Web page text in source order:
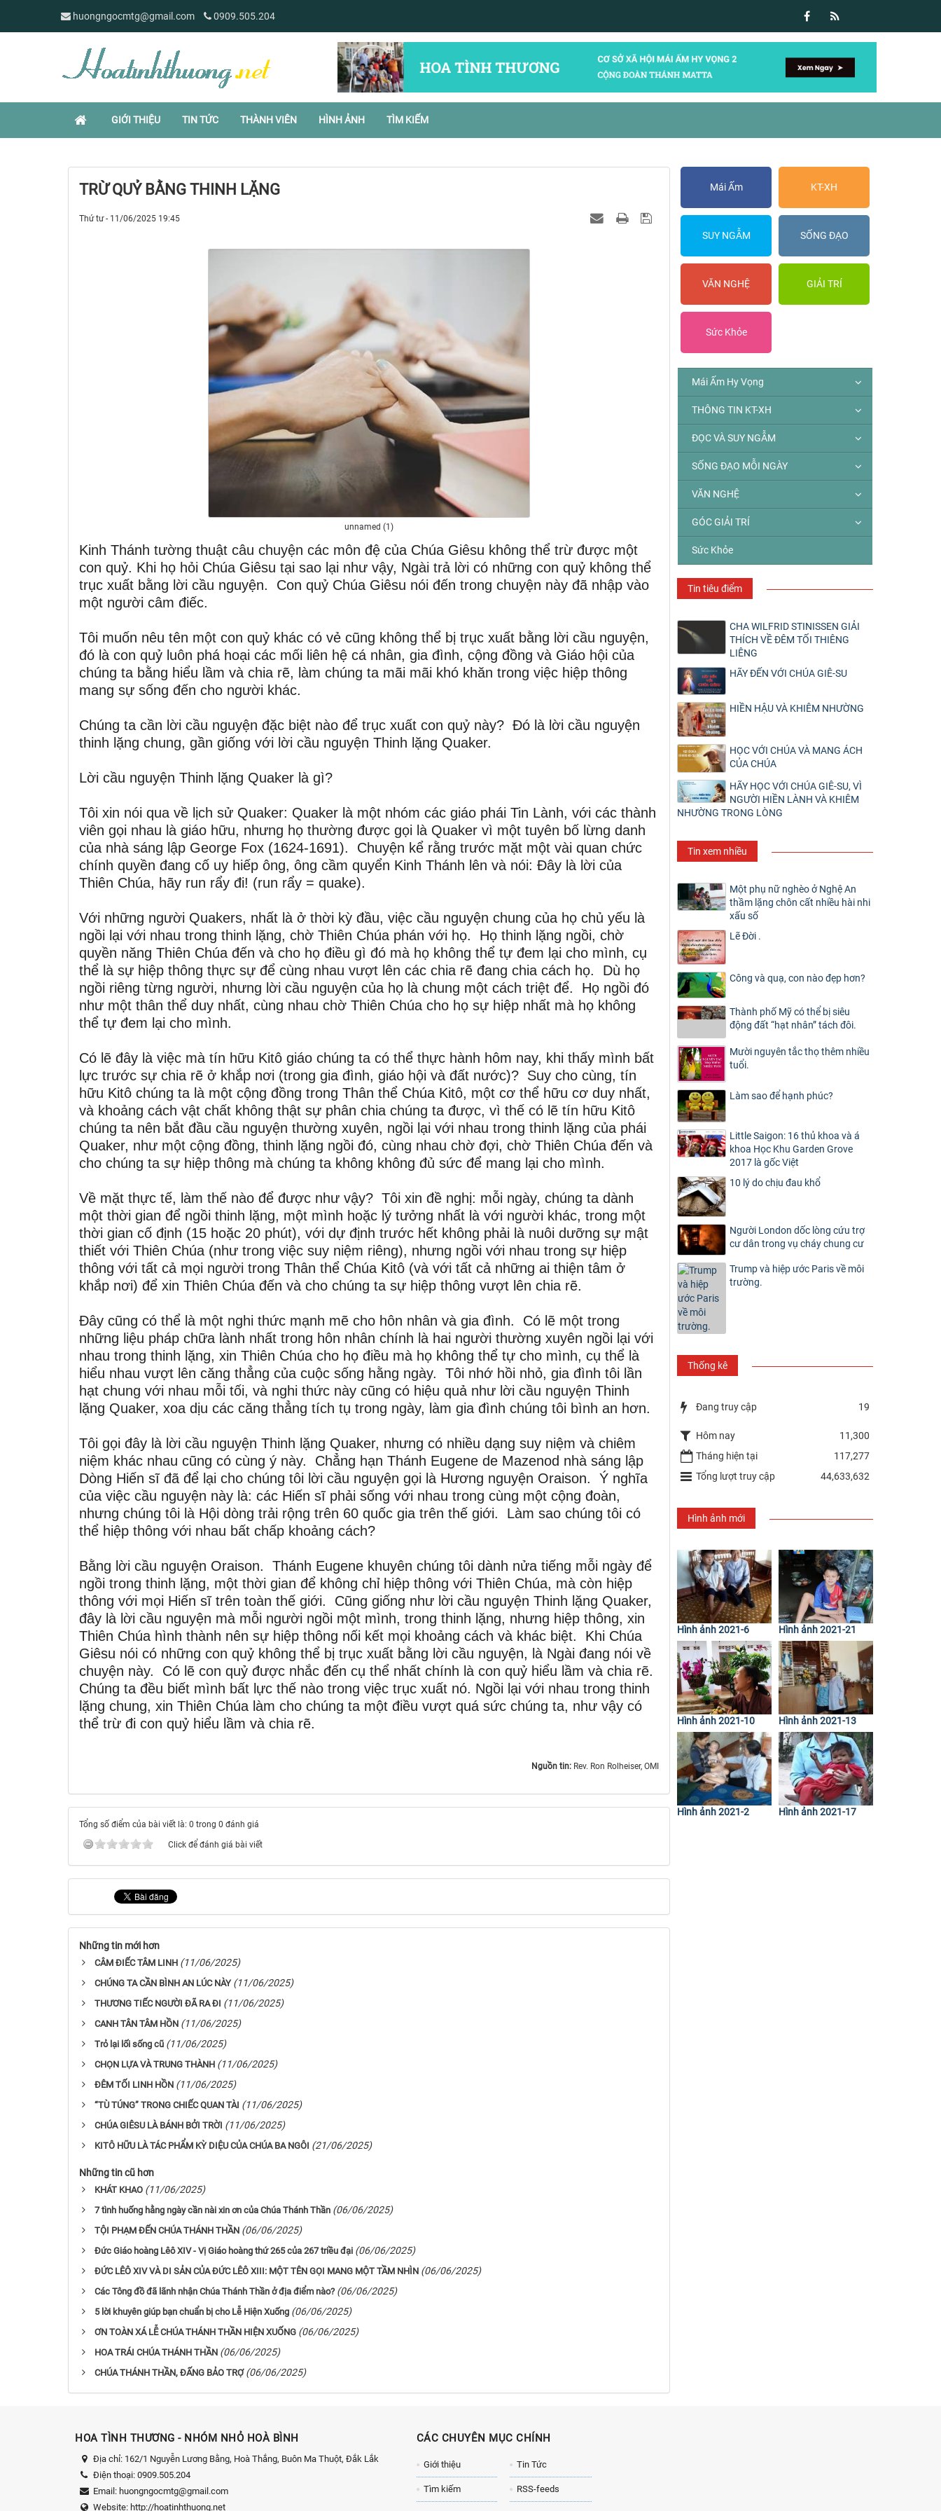
huongngocmtg@gmail.com 0909.505.204
GIỚI THIỆU TIN TỨC THÀNH VIÊN HÌNH ẢNH TÌM KIẾM
TRỪ QUỶ BẰNG THINH LẶNG
Thứ tư - 11/06/2025 19:45
unnamed (1)
Kinh Thánh tường thuật câu chuyện các môn đệ của Chúa Giêsu không thể trừ được một
con quỷ. Khi họ hỏi Chúa Giêsu tại sao lại như vậy, Ngài trả lời có những con quỷ không thể
trục xuất bằng lời cầu nguyện. Con quỷ Chúa Giêsu nói đến trong chuyện này đã nhập vào
một người câm điếc.
Tôi muốn nêu tên một con quỷ khác có vẻ cũng không thể bị trục xuất bằng lời cầu nguyện,
đó là con quỷ luôn phá hoại các mối liên hệ cá nhân, gia đình, cộng đồng và Giáo hội của
chúng ta bằng hiểu lầm và chia rẽ, làm chúng ta mãi mãi khó khăn trong việc hiệp thông
mang sự sống đến cho người khác.
Chúng ta cần lời cầu nguyện đặc biệt nào để trục xuất con quỷ này? Đó là lời cầu nguyện
thinh lặng chung, gần giống với lời cầu nguyện Thinh lặng Quaker.
Lời cầu nguyện Thinh lặng Quaker là gì?
Tôi xin nói qua về lịch sử Quaker: Quaker là một nhóm các giáo phái Tin Lành, với các thành
viên gọi nhau là giáo hữu, nhưng họ thường được gọi là Quaker vì một tuyên bố lừng danh
của nhà sáng lập George Fox (1624-1691). Chuyện kể rằng trước mặt một vài quan chức
chính quyền đang cố uy hiếp ông, ông cầm quyển Kinh Thánh lên và nói: Đây là lời của
Thiên Chúa, hãy run rẩy đi! (run rẩy = quake).
Với những người Quakers, nhất là ở thời kỳ đầu, việc cầu nguyện chung của họ chủ yếu là
ngồi lại với nhau trong thinh lặng, chờ Thiên Chúa phán với họ. Họ thinh lặng ngồi, chờ
quyền năng Thiên Chúa đến và cho họ điều gì đó mà họ không thể tự đem lại cho mình, cụ
thể là sự hiệp thông thực sự để cùng nhau vượt lên các chia rẽ đang chia cách họ. Dù họ
ngồi riêng từng người, nhưng lời cầu nguyện của họ là chung một cách triệt để. Họ ngồi đó
như một thân thể duy nhất, cùng nhau chờ Thiên Chúa cho họ sự hiệp nhất mà họ không
thể tự đem lại cho mình.
Có lẽ đây là việc mà tín hữu Kitô giáo chúng ta có thể thực hành hôm nay, khi thấy mình bất
lực trước sự chia rẽ ở khắp nơi (trong gia đình, giáo hội và đất nước)? Suy cho cùng, tín
hữu Kitô chúng ta là một cộng đồng trong Thân thể Chúa Kitô, một cơ thể hữu cơ duy nhất,
và khoảng cách vật chất không thật sự phân chia chúng ta được, vì thế có lẽ tín hữu Kitô
chúng ta nên bắt đầu cầu nguyện thường xuyên, ngồi lại với nhau trong thinh lặng của phái
Quaker, như một cộng đồng, thinh lặng ngồi đó, cùng nhau chờ đợi, chờ Thiên Chúa đến và
cho chúng ta sự hiệp thông mà chúng ta không không đủ sức để mang lại cho mình.
Về mặt thực tế, làm thế nào để được như vậy? Tôi xin đề nghị: mỗi ngày, chúng ta dành
một thời gian để ngồi thinh lặng, một mình hoặc lý tưởng nhất là với người khác, trong một
thời gian cố định (15 hoặc 20 phút), với dự định trước hết không phải là nuôi dưỡng sự mật
thiết với Thiên Chúa (như trong việc suy niệm riêng), nhưng ngồi với nhau trong sự hiệp
thông với tất cả mọi người trong Thân thể Chúa Kitô (và với tất cả những ai thiện tâm ở
khắp nơi) để xin Thiên Chúa đến và cho chúng ta sự hiệp thông vượt lên chia rẽ.
Đây cũng có thể là một nghi thức mạnh mẽ cho hôn nhân và gia đình. Có lẽ một trong
những liệu pháp chữa lành nhất trong hôn nhân chính là hai người thường xuyên ngồi lại với
nhau trong thinh lặng, xin Thiên Chúa cho họ điều mà họ không thể tự cho mình, cụ thể là
hiểu nhau vượt lên căng thẳng của cuộc sống hằng ngày. Tôi nhớ hồi nhỏ, gia đình tôi lần
hạt chung với nhau mỗi tối, và nghi thức này cũng có hiệu quả như lời cầu nguyện Thinh
lặng Quaker, xoa dịu các căng thẳng tích tụ trong ngày, làm gia đình chúng tôi bình an hơn.
Tôi gọi đây là lời cầu nguyện Thinh lặng Quaker, nhưng có nhiều dạng suy niệm và chiêm
niệm khác nhau cũng có cùng ý này. Chẳng hạn Thánh Eugene de Mazenod nhà sáng lập
Dòng Hiến sĩ đã để lại cho chúng tôi lời cầu nguyện gọi là Hương nguyện Oraison. Ý nghĩa
của việc cầu nguyện này là: các Hiến sĩ phải sống với nhau trong cùng một cộng đoàn,
nhưng chúng tôi là Hội dòng trải rộng trên 60 quốc gia trên thế giới. Làm sao chúng tôi có
thể hiệp thông với nhau bất chấp khoảng cách?
Bằng lời cầu nguyện Oraison. Thánh Eugene khuyên chúng tôi dành nửa tiếng mỗi ngày để
ngồi trong thinh lặng, một thời gian để không chỉ hiệp thông với Thiên Chúa, mà còn hiệp
thông với mọi Hiến sĩ trên toàn thế giới. Cũng giống như lời cầu nguyện Thinh lặng Quaker,
đây là lời cầu nguyện mà mỗi người ngồi một mình, trong thinh lặng, nhưng hiệp thông, xin
Thiên Chúa hình thành nên sự hiệp thông nối kết mọi khoảng cách và khác biệt. Khi Chúa
Giêsu nói có những con quỷ không thể bị trục xuất bằng lời cầu nguyện, là Ngài đang nói về
chuyện này. Có lẽ con quỷ được nhắc đến cụ thể nhất chính là con quỷ hiểu lầm và chia rẽ.
Chúng ta đều biết mình bất lực thế nào trong việc trục xuất nó. Ngồi lại với nhau trong thinh
lặng chung, xin Thiên Chúa làm cho chúng ta một điều vượt quá sức chúng ta, như vậy có
thể trừ đi con quỷ hiểu lầm và chia rẽ.
Nguồn tin: Rev. Ron Rolheiser, OMI
Tổng số điểm của bài viết là: 0 trong 0 đánh giá
Click để đánh giá bài viết
Những tin mới hơn
CÂM ĐIẾC TÂM LINH (11/06/2025)
CHÚNG TA CẦN BÌNH AN LÚC NÀY (11/06/2025)
THƯƠNG TIẾC NGƯỜI ĐÃ RA ĐI (11/06/2025)
CANH TÂN TÂM HỒN (11/06/2025)
Trỏ lại lối sống cũ (11/06/2025)
CHỌN LỰA VÀ TRUNG THÀNH (11/06/2025)
ĐÊM TỐI LINH HỒN (11/06/2025)
“TÙ TÚNG” TRONG CHIẾC QUAN TÀI (11/06/2025)
CHÚA GIÊSU LÀ BÁNH BỞI TRỜI (11/06/2025)
KITÔ HỮU LÀ TÁC PHẨM KỲ DIỆU CỦA CHÚA BA NGÔI (21/06/2025)
Những tin cũ hơn
KHÁT KHAO (11/06/2025)
7 tình huống hằng ngày cần nài xin ơn của Chúa Thánh Thần (06/06/2025)
TỘI PHẠM ĐẾN CHÚA THÁNH THẦN (06/06/2025)
Đức Giáo hoàng Lêô XIV - Vị Giáo hoàng thứ 265 của 267 triều đại (06/06/2025)
ĐỨC LÊÔ XIV VÀ DI SẢN CỦA ĐỨC LÊÔ XIII: MỘT TÊN GỌI MANG MỘT TẦM NHÌN (06/06/2025)
Các Tông đồ đã lãnh nhận Chúa Thánh Thần ở địa điểm nào? (06/06/2025)
5 lời khuyên giúp bạn chuẩn bị cho Lễ Hiện Xuống (06/06/2025)
ƠN TOÀN XÁ LỄ CHÚA THÁNH THẦN HIỆN XUỐNG (06/06/2025)
HOA TRÁI CHÚA THÁNH THẦN (06/06/2025)
CHÚA THÁNH THẦN, ĐẤNG BẢO TRỢ (06/06/2025)
Mái Ấm KT-XH
SUY NGẪM SỐNG ĐẠO
VĂN NGHỆ GIẢI TRÍ
Sức Khỏe
Mái Ấm Hy Vọng
THÔNG TIN KT-XH
ĐỌC VÀ SUY NGẪM
SỐNG ĐẠO MỖI NGÀY
VĂN NGHỆ
GÓC GIẢI TRÍ
Sức Khỏe
Tin tiêu điểm
CHA WILFRID STINISSEN GIẢI
THÍCH VỀ ĐÊM TỐI THIÊNG
LIÊNG
HÃY ĐẾN VỚI CHÚA GIÊ-SU
HIỀN HẬU VÀ KHIÊM NHƯỜNG
HỌC VỚI CHÚA VÀ MANG ÁCH
CỦA CHÚA
HÃY HỌC VỚI CHÚA GIÊ-SU, VÌ
NGƯỜI HIỀN LÀNH VÀ KHIÊM
NHƯỜNG TRONG LÒNG
Tin xem nhiều
Một phụ nữ nghèo ở Nghệ An
thầm lặng chôn cất nhiều hài nhi
xấu số
Lẽ Đời .
Công và quạ, con nào đẹp hơn?
Thành phố Mỹ có thể bị siêu
động đất “hạt nhân” tách đôi.
Mười nguyên tắc thọ thêm nhiều
tuổi.
Làm sao để hạnh phúc?
Little Saigon: 16 thủ khoa và á
khoa Học Khu Garden Grove
2017 là gốc Việt
10 lý do chịu đau khổ
Người London dốc lòng cứu trợ
cư dân trong vụ cháy chung cư
Trump và hiệp ước Paris về môi
trường.
Thống kê
Đang truy cập 19
Hôm nay
11,300
Tháng hiện tại
117,277
Tổng lượt truy cập
44,633,632
Hình ảnh mới
Hình ảnh 2021-6 Hình ảnh 2021-21
Hình ảnh 2021-10 Hình ảnh 2021-13
Hình ảnh 2021-2 Hình ảnh 2021-17
HOA TÌNH THƯƠNG - NHÓM NHỎ HOÀ BÌNH
Địa chỉ: 162/1 Nguyễn Lương Bằng, Hoà Thắng, Buôn Ma Thuột, Đắk Lắk
Điện thoại: 0909.505.204
Email: huongngocmtg@gmail.com
Website: http://hoatinhthuong.net
CÁC CHUYÊN MỤC CHÍNH
Giới thiệu Tin Tức
Tìm kiếm RSS-feeds